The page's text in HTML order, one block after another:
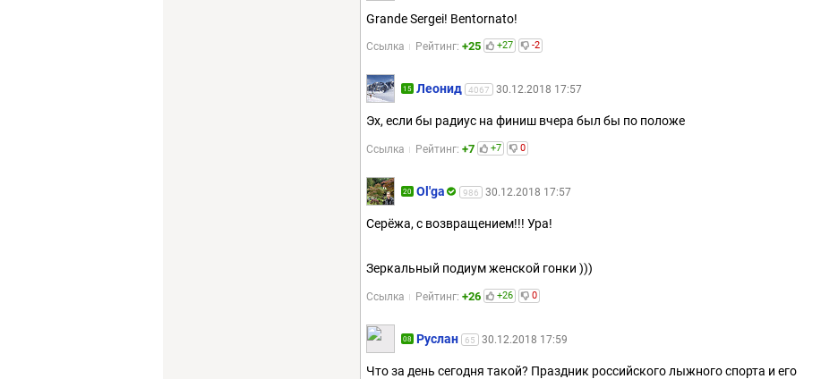
Grande Sergei! Bentornato!
Ссылка Рейтинг: +25 +27 -2
15 Леонид 4067 30.12.2018 17:57
Эх, если бы радиус на финиш вчера был бы по положе
Ссылка Рейтинг: +7 +7 0
20 Оl'ga 986 30.12.2018 17:57
Серёжа, с возвращением!!! Ура!
Зеркальный подиум женской гонки )))
Ссылка Рейтинг: +26 +26 0
08 Руслан 65 30.12.2018 17:59
Что за день сегодня такой? Праздник российского лыжного спорта и его